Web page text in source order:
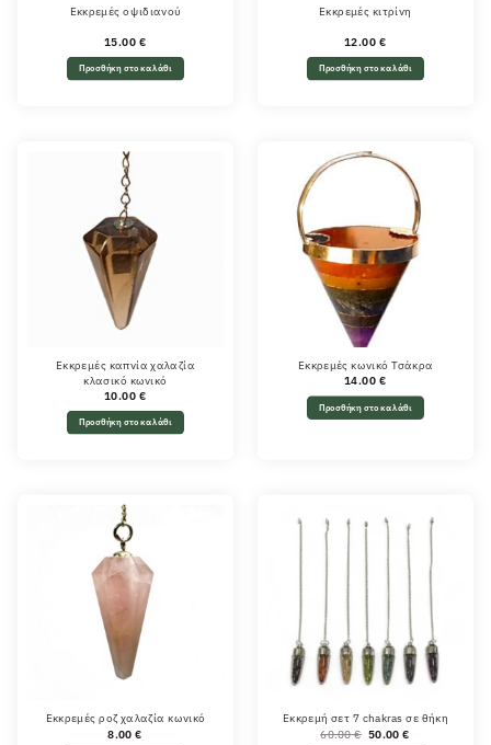
Εκκρεμές οψιδιανού
15.00 €
Προσθήκη στο καλάθι
Εκκρεμές κιτρίνη
12.00 €
Προσθήκη στο καλάθι
Εκκρεμές καπνία χαλαζία
κλασικό κωνικό
10.00 €
Προσθήκη στο καλάθι
Εκκρεμές κωνικό Τσάκρα
14.00 €
Προσθήκη στο καλάθι
Εκκρεμές ροζ χαλαζία κωνικό
8.00€
Εκκρεμή σετ 7 chakras σε θήκη
60.00€ Original
50.00€